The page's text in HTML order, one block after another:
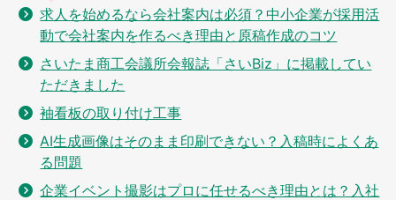
求人を始めるなら会社案内は必須？中小企業が採用活
動で会社案内を作るべき理由と原稿作成のコツ
さいたま商工会議所会報誌「さいBiz」に掲載してい
ただきました
袖看板の取り付け工事
AI生成画像はそのまま印刷できない？入稿時によくあ
る問題
企業イベント撮影はプロに任せるべき理由とは？入社